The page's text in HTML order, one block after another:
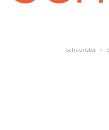
Schoonster >